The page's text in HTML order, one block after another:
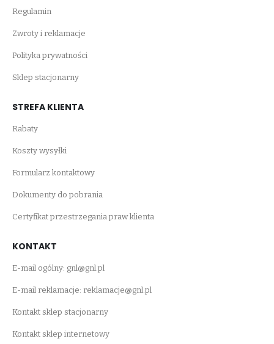
Regulamin
Zwroty i reklamacje
Polityka prywatności
Sklep stacjonarny
STREFA KLIENTA
Rabaty
Koszty wysyłki
Formularz kontaktowy
Dokumenty do pobrania
Certyfikat przestrzegania praw klienta
KONTAKT
E-mail ogólny: gnl@gnl.pl
E-mail reklamacje: reklamacje@gnl.pl
Kontakt sklep stacjonarny
Kontakt sklep internetowy